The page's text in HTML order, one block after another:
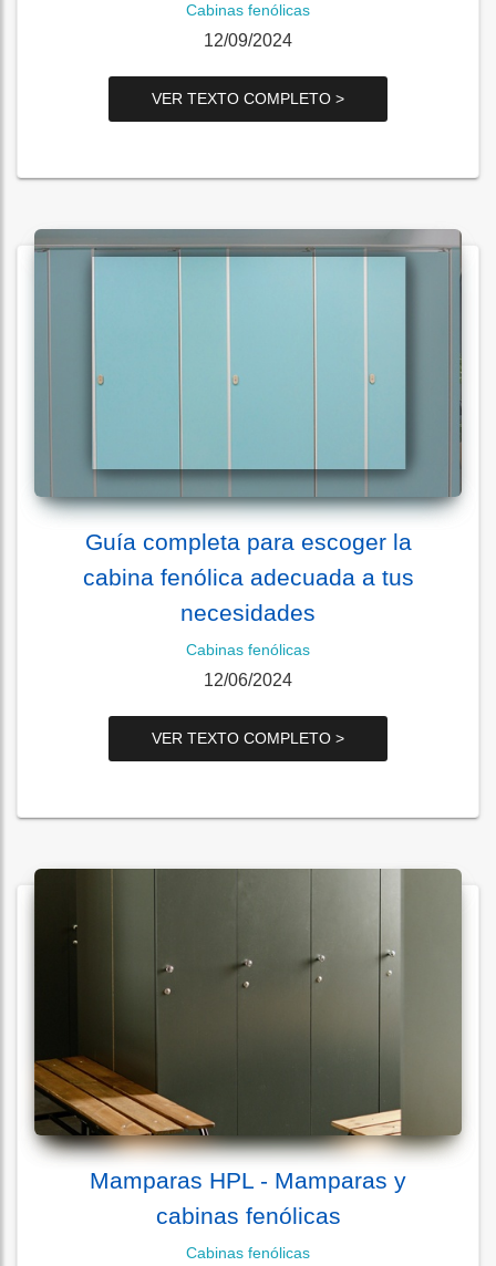
Cabinas fenólicas
12/09/2024
VER TEXTO COMPLETO >
Guía completa para escoger la
cabina fenólica adecuada a tus
necesidades
Cabinas fenólicas
12/06/2024
VER TEXTO COMPLETO >
Mamparas HPL - Mamparas y
cabinas fenólicas
Cabinas fenólicas